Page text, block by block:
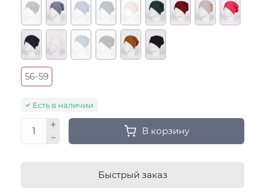
56-59
Есть в наличии
В корзину
Быстрый заказ